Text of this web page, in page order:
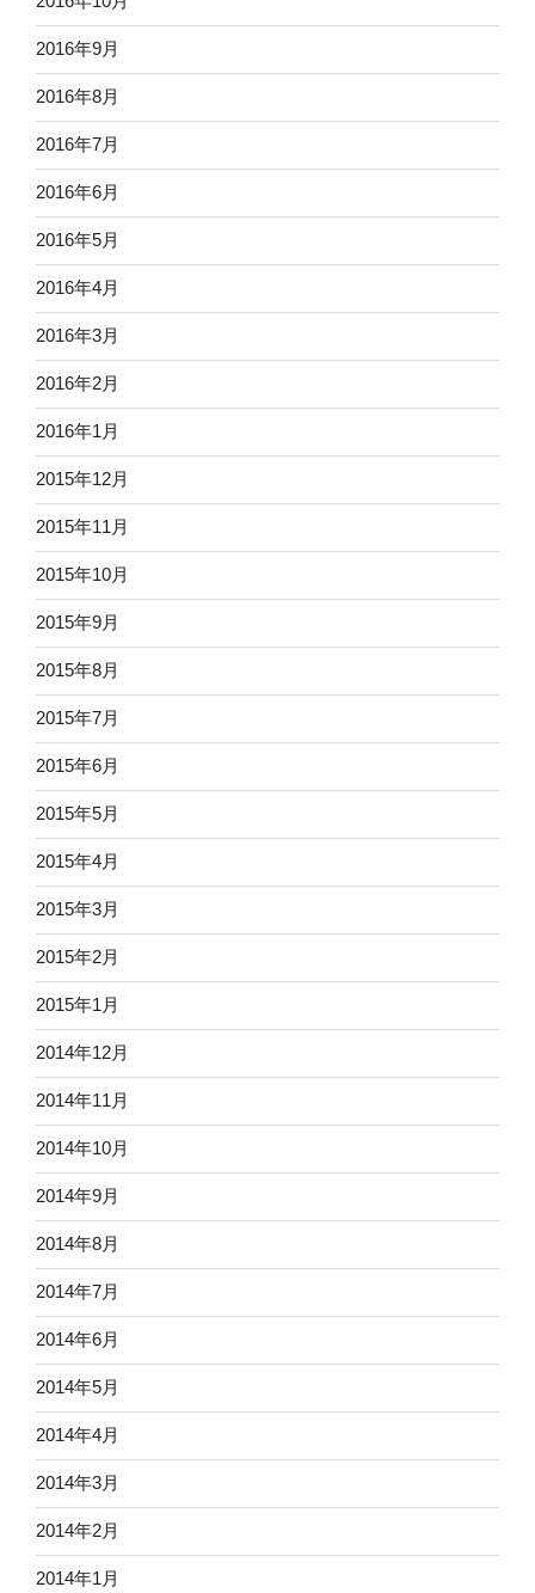
2016年9月
2016年8月
2016年7月
2016年6月
2016年5月
2016年4月
2016年3月
2016年2月
2016年1月
2015年12月
2015年11月
2015年10月
2015年9月
2015年8月
2015年7月
2015年6月
2015年5月
2015年4月
2015年3月
2015年2月
2015年1月
2014年12月
2014年11月
2014年10月
2014年9月
2014年8月
2014年7月
2014年6月
2014年5月
2014年4月
2014年3月
2014年2月
2014年1月